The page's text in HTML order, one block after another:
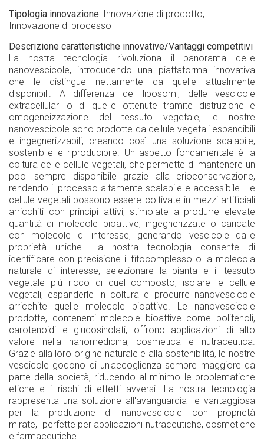
Tipologia innovazione
Innovazione di prodotto
Innovazione di processo
Descrizione caratteristiche innovative/Vantaggi competitivi
La nostra tecnologia rivoluziona il panorama delle
nanovescicole, introducendo una piattaforma innovativa
che le distingue nettamente da quelle attualmente
disponibili. A differenza dei liposomi, delle vescicole
extracellulari o di quelle ottenute tramite distruzione e
omogeneizzazione del tessuto vegetale, le nostre
nanovescicole sono prodotte da cellule vegetali espandibili
e ingegnerizzabili, creando così una soluzione scalabile,
sostenibile e riproducibile. Un aspetto fondamentale è la
coltura delle cellule vegetali, che permette di mantenere un
pool sempre disponibile grazie alla crioconservazione,
rendendo il processo altamente scalabile e accessibile. Le
cellule vegetali possono essere coltivate in mezzi artificiali
arricchiti con principi attivi, stimolate a produrre elevate
quantità di molecole bioattive, ingegnerizzate o caricate
con molecole di interesse, generando vescicole dalle
proprietà uniche. La nostra tecnologia consente di
identificare con precisione il fitocomplesso o la molecola
naturale di interesse, selezionare la pianta e il tessuto
vegetale più ricco di quel composto, isolare le cellule
vegetali, espanderle in coltura e produrre nanovescicole
arricchite quelle molecole bioattive. Le nanovescicole
prodotte, contenenti molecole bioattive come polifenoli,
carotenoidi e glucosinolati, offrono applicazioni di alto
valore nella nanomedicina, cosmetica e nutraceutica.
Grazie alla loro origine naturale e alla sostenibilità, le nostre
vescicole godono di un'accoglienza sempre maggiore da
parte della società, riducendo al minimo le problematiche
etiche e i rischi di effetti avversi. La nostra tecnologia
rappresenta una soluzione all'avanguardia e vantaggiosa
per la produzione di nanovescicole con proprietà
mirate, perfette per applicazioni nutraceutiche, cosmetiche
e farmaceutiche.